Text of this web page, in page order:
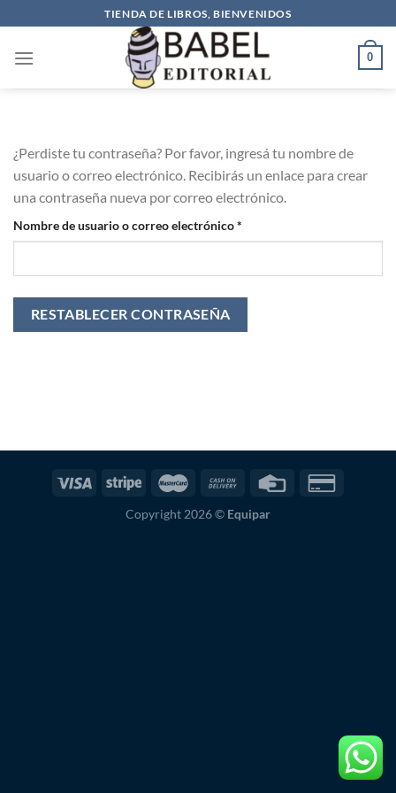
al
contenido
TIENDA DE LIBROS, BIENVENIDOS
0
¿Perdiste tu contraseña? Por favor, ingresá tu nombre de
usuario o correo electrónico. Recibirás un enlace para crear
una contraseña nueva por correo electrónico.
Nombre de usuario o correo electrónico*
RESTABLECER CONTRASEÑA
Copyright 2026 © Equipar